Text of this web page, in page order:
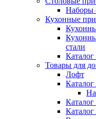
Наборы
Кухонные
стали
Товары для
Лофт